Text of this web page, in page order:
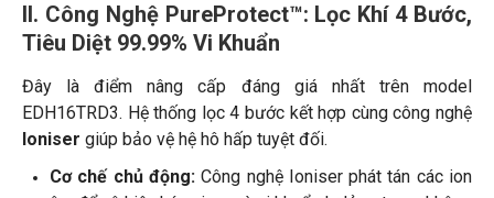
II. Công Nghệ PureProtect™: Lọc Khí 4 Bước,
Tiêu Diệt 99.99% Vi Khuẩn
Đây là điểm nâng cấp đáng giá nhất trên model
EDH16TRD3. Hệ thống lọc 4 bước kết hợp cùng công nghệ
Ioniser giúp bảo vệ hệ hô hấp tuyệt đối.
Cơ chế chủ động:Công nghệ Ioniser phát tán các ion